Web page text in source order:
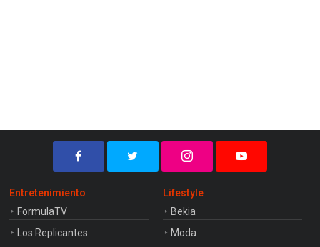
Entretenimiento
FormulaTV
Los Replicantes
Lifestyle
Bekia
Moda